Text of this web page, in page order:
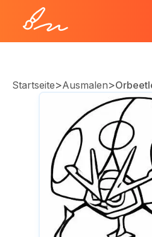
Startseite>Ausmalen>